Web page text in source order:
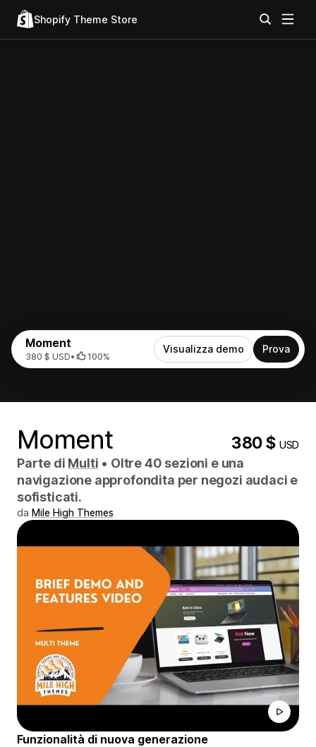
Shopify Theme Store
Moment
380 $ USD• 100%
Visualizza demo Prova
Moment 380 $USD
Parte di Multi • Oltre 40 sezioni e una
navigazione approfondita per negozi audaci e
sofisticati.
da Mile High Themes
Funzionalità di nuova generazione